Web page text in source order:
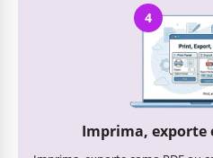
4
Imprima,